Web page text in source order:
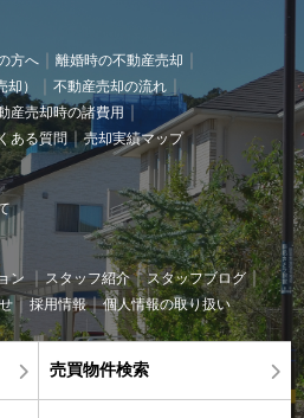
方へ
離婚時の不動産売却
）
不動産売却の流れ
産売却時の諸費用
ある質問 売却実績マップ
ン スタッフ紹介
スタッフブログ
採用情報 個人情報の取り扱い
売買物件検索